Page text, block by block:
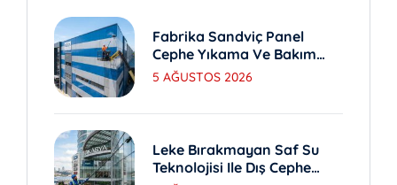
Fabrika Sandviç Panel
Cephe Yıkama Ve Bakım
Yöntemleri
5 AĞUSTOS 2026
Leke Bırakmayan Saf Su
Teknolojisi Ile Dış Cephe